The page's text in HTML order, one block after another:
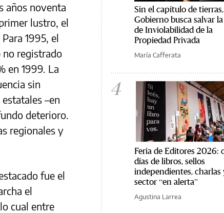
años noventa
lustro, el
1995, el
no registrado
en 1999. La
sin
–en
deterioro.
regionales y
fue el
el
cual entre
Sin el capítulo de
Gobierno busca salvar
de Inviolabilidad de la
Propiedad Privada
María Cafferata
4
Feria de Editores 2026:
días de libros, sellos
independientes, charlas
sector “en alerta”
Agustina Larrea